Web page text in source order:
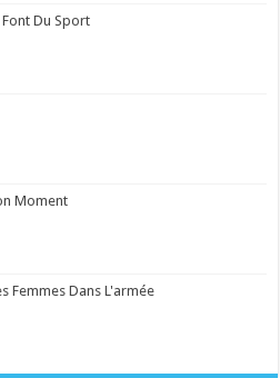
Du Sport
Moment
Femmes Dans L'armée